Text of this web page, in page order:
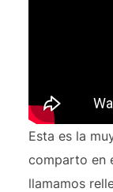
Esta es la
comparto en
llamamos